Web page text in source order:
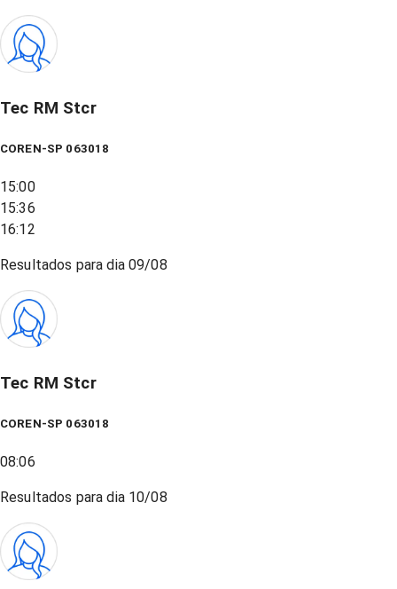
Tec RM Stcr
COREN-SP 063018
15:00
15:36
16:12
Resultados para dia09/08
Tec RM Stcr
COREN-SP 063018
08:06
Resultados para dia 10/08